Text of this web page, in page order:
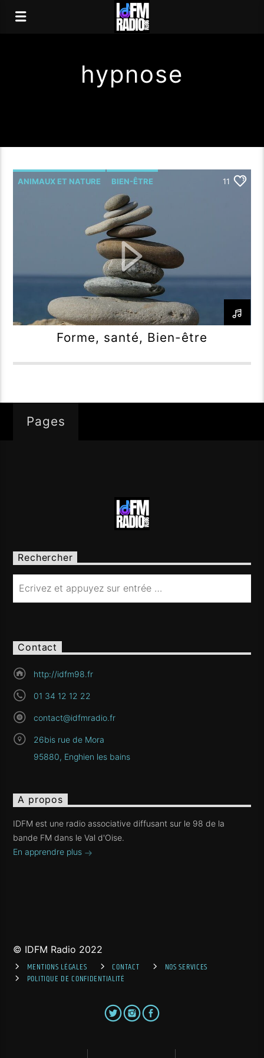
hypnose
ANIMAUX ET NATURE BIEN-ÊTRE
SANTÉ
11
Forme, santé, Bien-être
Pages
Rechercher
Contact
http://idfm98.fr
01 34 12 12 22
contact@idfmradio.fr
26bis rue de Mora
95880, Enghien les bains
A propos
IDFM est une radio associative diffusant sur le 98 de la
bande FM dans le Val d'Oise.
En apprendre plus
© IDFM Radio 2022
MENTIONS LÉGALES CONTACT
NOS SERVICES
POLITIQUE DE CONFIDENTIALITÉ